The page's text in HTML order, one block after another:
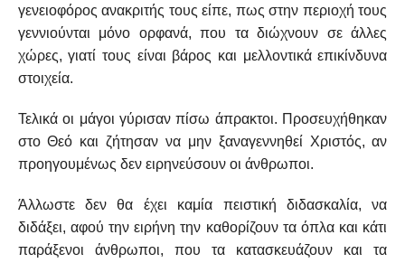
γενειοφόρος ανακριτής τους είπε, πως στην περιοχή τους
γεννιούνται μόνο ορφανά, που τα διώχνουν σε άλλες
χώρες, γιατί τους είναι βάρος και μελλοντικά επικίνδυνα
στοιχεία.
Τελικά οι μάγοι γύρισαν πίσω άπρακτοι. Προσευχήθηκαν
στο Θεό και ζήτησαν να μην ξαναγεννηθεί Χριστός, αν
προηγουμένως δεν ειρηνεύσουν οι άνθρωποι.
Άλλωστε δεν θα έχει καμία πειστική διδασκαλία, να
διδάξει, αφού την ειρήνη την καθορίζουν τα όπλα και κάτι
παράξενοι άνθρωποι, που τα κατασκευάζουν και τα